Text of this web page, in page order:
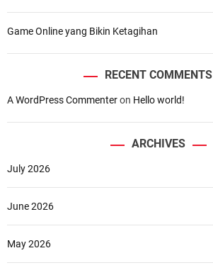
Game Online yang Bikin Ketagihan
RECENT COMMENTS
A WordPress Commenteron Hello world!
ARCHIVES
July 2026
June 2026
May 2026